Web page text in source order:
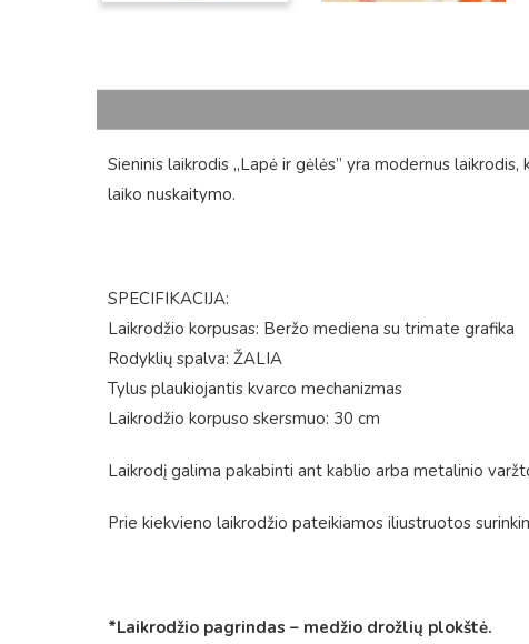
Sieninis laikrodis „Lapė ir gėlės” yra modernus
laiko nuskaitymo.
SPECIFIKACIJA:
Laikrodžio korpusas: Beržo mediena su trimate grafika
Rodyklių spalva: ŽALIA
Tylus plaukiojantis kvarco mechanizmas
Laikrodžio korpuso skersmuo: 30 cm
Laikrodį galima pakabinti ant kablio arba metalinio
Prie kiekvieno laikrodžio pateikiamos iliustruotos
*Laikrodžio pagrindas – medžio drožlių plokštė.